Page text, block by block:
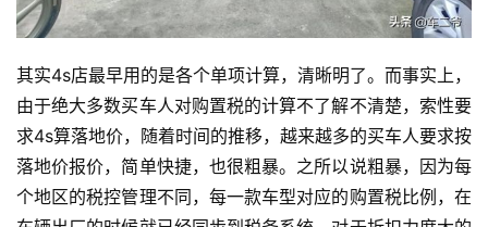
其实4s店最早用的是各个单项计算，清晰明了。而事实上，
由于绝大多数买车人对购置税的计算不了解不清楚，索性要
求4s算落地价，随着时间的推移，越来越多的买车人要求按
落地价报价，简单快捷，也很粗暴。之所以说粗暴，因为每
个地区的税控管理不同，每一款车型对应的购置税比例，在